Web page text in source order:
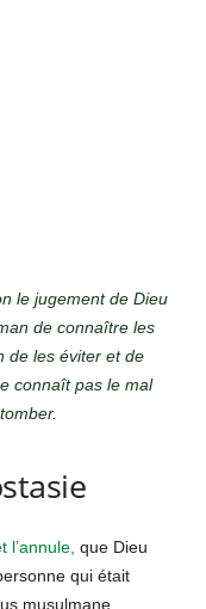
le jugement de Dieu
de connaître les
de les éviter et de
connaît pas le mal
l’annule, que Dieu
qui était
musulmane.